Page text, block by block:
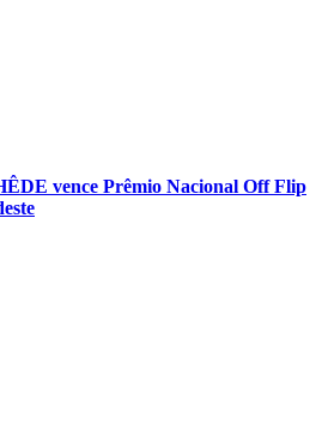
vence Prêmio Nacional Off Flip